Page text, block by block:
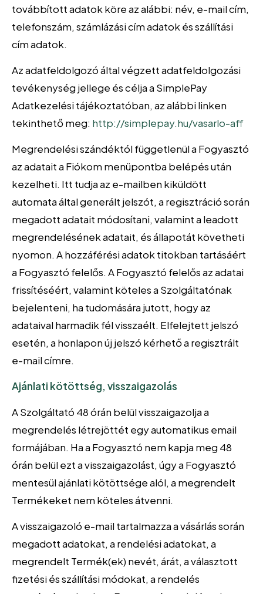
továbbított adatok köre az alábbi: név, e-mail cím,
telefonszám, számlázási cím adatok és szállítási
cím adatok.
Az adatfeldolgozó által végzett adatfeldolgozási
tevékenység jellege és célja a SimplePay
Adatkezelési tájékoztatóban, az alábbi linken
tekinthető meg: http://simplepay.hu/vasarlo-aff
Megrendelési szándéktól függetlenül a Fogyasztó
az adatait a Fiókom menüpontba belépés után
kezelheti. Itt tudja az e-mailben kiküldött
automata által generált jelszót, a regisztráció során
megadott adatait módosítani, valamint a leadott
megrendelésének adatait, és állapotát követheti
nyomon. A hozzáférési adatok titokban tartásáért
a Fogyasztó felelős. A Fogyasztó felelős az adatai
frissítéséért, valamint köteles a Szolgáltatónak
bejelenteni, ha tudomására jutott, hogy az
adataival harmadik fél visszaélt. Elfelejtett jelszó
esetén, a honlapon új jelszó kérhető a regisztrált
e-mail címre.
Ajánlati kötöttség, visszaigazolás
A Szolgáltató 48 órán belül visszaigazolja a
megrendelés létrejöttét egy automatikus email
formájában. Ha a Fogyasztó nem kapja meg 48
órán belül ezt a visszaigazolást, úgy a Fogyasztó
mentesül ajánlati kötöttsége alól, a megrendelt
Termékeket nem köteles átvenni.
A visszaigazoló e-mail tartalmazza a vásárlás során
megadott adatokat, a rendelési adatokat, a
megrendelt Termék(ek) nevét, árát, a választott
fizetési és szállítási módokat, a rendelés